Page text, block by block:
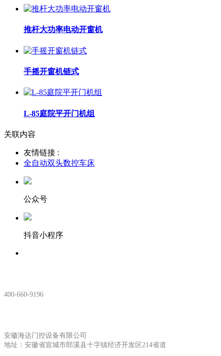
推杆大功率电动开窗机
手摇开窗机链式
L-85庭院平开门机组
关联内容
友情链接 :
全自动双头数控车床
公众号
抖音小程序
400-660-9196
安徽海达门控设备有限公司
地址：安徽省宣城市郎溪县十字镇经济开发区214省道